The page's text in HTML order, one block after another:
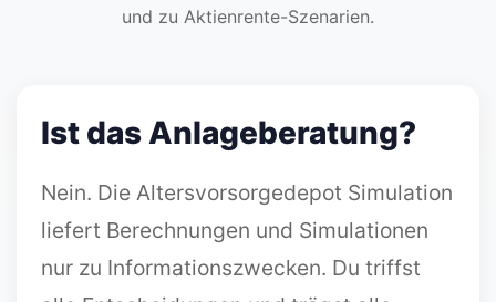
und zu Aktienrente-Szenarien.
Ist das Anlageberatung?
Nein. Die Altersvorsorgedepot Simulation
liefert Berechnungen und Simulationen
nur zu Informationszwecken. Du triffst